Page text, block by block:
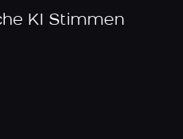
KI Stimmen